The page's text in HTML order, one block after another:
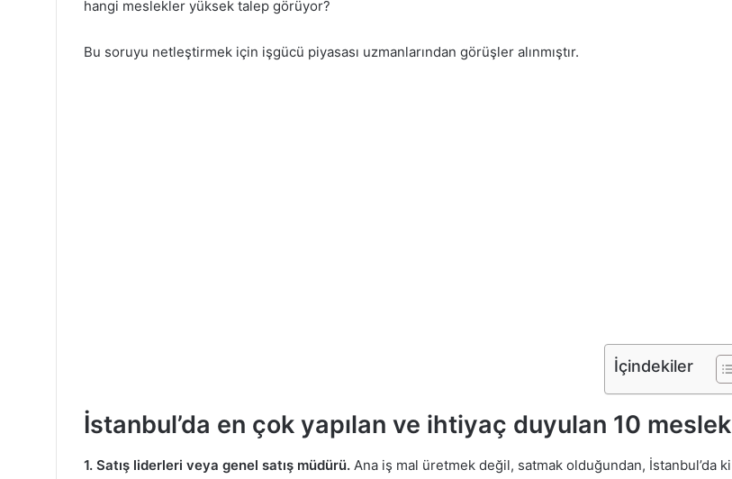
hangi meslekler yüksek talep görüyor?
Bu soruyu netleştirmek için işgücü piyasası uzmanlarından görüşler alınmıştır.
İçindekiler
İstanbul’da en çok yapılan ve ihtiyaç duyulan 10 meslek
1. Satış liderleri veya genel satış müdürü. Ana iş mal üretmek değil, satmak olduğundan, İstanbul’da ki